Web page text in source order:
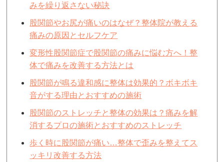
みを繰り返さない秘訣
股関節やお尻が痛いのはなぜ？整体院が教える
痛みの原因とセルフケア
変形性股関節症で股関節の痛みに悩む方へ！整
体で痛みを改善する方法とは
股関節が鳴る違和感に整体は効果的？ボキボキ
音がする理由とおすすめの施術
股関節のストレッチと整体の効果は？痛みを解
消するプロの施術とおすすめのストレッチ
歩く時に股関節が痛い…整体で歪みを整えてス
ッキリ改善する方法